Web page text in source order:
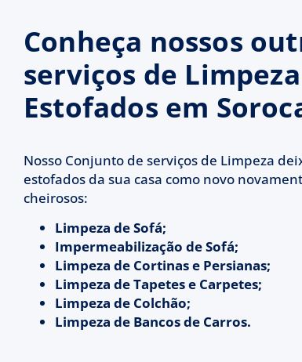
Conheça nossos
serviços de
Estofados em
Nosso Conjunto de serviços de Limpeza
estofados da sua casa como novo
cheirosos:
Limpeza de Sofá;
Impermeabilização de Sofá;
Limpeza de Cortinas e Persianas;
Limpeza de Tapetes e Carpetes;
Limpeza de Colchão;
Limpeza de Bancos de Carros.